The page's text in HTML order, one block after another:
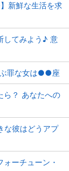
新鮮な生活を求
してみよう♪ 意
ぶ罪な女は●●座
ら？ あなたへの
な彼はどうアプ
ォーチューン・